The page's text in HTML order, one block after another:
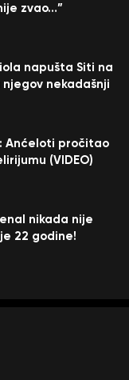
zvao…”
napušta Siti na
nekadašnji
Anćeloti pročitao
(VIDEO)
nikada nije
22 godine!